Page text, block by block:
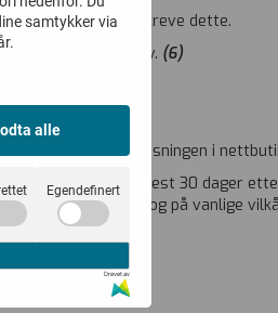
kan selgeren kreve dette.
ved postoppkrav. (6)
angitt i bestillingsløsningen i
rimelig tid og senest 30 dager
på egnet måte og på vanlige
samtykker via
alle
Egendefinert
Drevet av